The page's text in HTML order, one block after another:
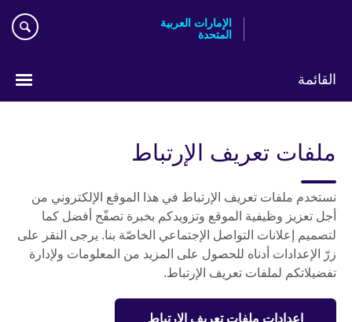
الإمارات العربية
المتحدة
القائمة
ملفات تعريف الإرتباط
نستخدم ملفات تعريف الإرتباط في هذا الموقع الإلكتروني من
أجل تعزيز وظيفية الموقع وتزويدكم بخبرة تصفّح أفضل كما
لتصميم إعلانات التواصل الإجتماعي الخاصّة بنا. يرجى النقر على
زرّ الإعدادات أدناه للحصول على المزيد من المعلومات ولإدارة
تفضيلاتكم لملفات تعريف الإرتباط.
إعدادات ملفات تعريف الإرتباط